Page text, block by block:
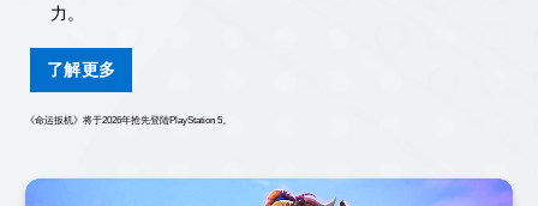
力。
了解更多
《命运扳机》将于2026年抢先登陆PlayStation 5。